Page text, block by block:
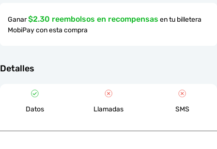
Ganar$2.30 reembolsos en recompensas en tu billetera
MobiPay con esta compra
Detalles
Datos Llamadas SMS